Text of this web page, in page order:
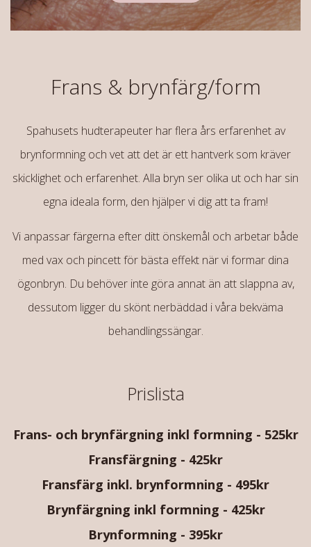
Frans & brynfärg/form
Spahusets hudterapeuter har flera års erfarenhet av
brynformning och vet att det är ett hantverk som kräver
skicklighet och erfarenhet. Alla bryn ser olika ut och har sin
egna ideala form, den hjälper vi dig att ta fram!
Vi anpassar färgerna efter ditt önskemål och arbetar både
med vax och pincett för bästa effekt när vi formar dina
ögonbryn. Du behöver inte göra annat än att slappna av,
dessutom ligger du skönt nerbäddad i våra bekväma
behandlingssängar.
Prislista
Frans- och brynfärgning inkl formning - 525kr
Fransfärgning - 425kr
Fransfärg inkl. brynformning - 495kr
Brynfärgning inkl formning - 425kr
Brynformning - 395kr